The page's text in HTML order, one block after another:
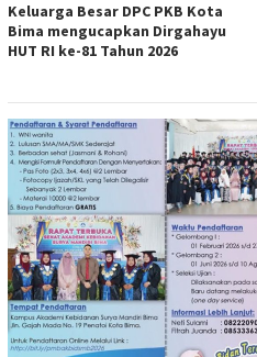
Keluarga Besar DPC PKB Kota
Bima mengucapkan Dirgahayu
HUT RI ke-81 Tahun 2026